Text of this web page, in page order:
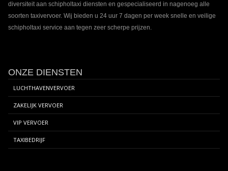
diversiteit aan schipholtaxi diensten en gespecialiseerd in nagenoeg alle
soorten taxivervoer. Wij bieden u 24 uur 7 dagen per week snelle en veilige
schipholtaxi service aan tegen zeer scherpe prijzen.
ONZE DIENSTEN
LUCHTHAVENVERVOER
ZAKELIJK VERVOER
VIP VERVOER
TAXIBEDRIJF